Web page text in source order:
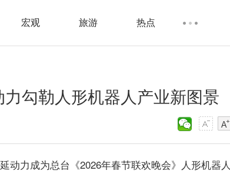
宏观 旅游 热点
勾勒人形机器人产业新图景
动力成为总台《2026年春节联欢晚会》人形机器人